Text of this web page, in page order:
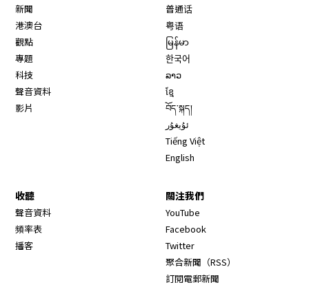
新聞
港澳台
觀點
專題
科技
聲音資料
影片
普通话
粤语
မြန်မာ
한국어
ລາວ
ខ្មែ
བོད་སྐད།
ئۇيغۇر
Tiếng Việt
English
收聽
聲音資料
頻率表
播客
關注我們
YouTube
Facebook
Twitter
聚合新聞（RSS）
訂閱電郵新聞